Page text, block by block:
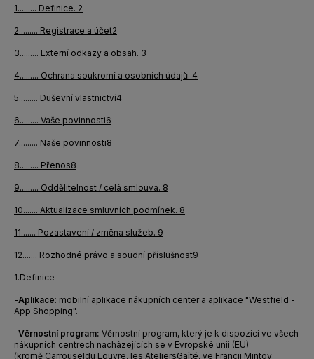
1......... Definice. 2
2......... Registrace a účet2
3......... Externí odkazy a obsah. 3
4......... Ochrana soukromí a osobních údajů. 4
5......... Duševní vlastnictví4
6......... Vaše povinnosti6
7......... Naše povinnosti8
8......... Přenos8
9......... Oddělitelnost / celá smlouva. 8
10....... Aktualizace smluvních podmínek. 8
11....... Pozastavení / změna služeb. 9
12....... Rozhodné právo a soudní příslušnost9
1.Definice
-Aplikace: mobilní aplikace nákupních center a aplikace "Westfield -
App Shopping".
-Věrnostní program: Věrnostní program, který je k dispozici ve všech
nákupních centrech nacházejících se v Evropské unii (EU)
(kromě Carrouseldu Louvre, les AteliersGaîté, ve Francii Mintov